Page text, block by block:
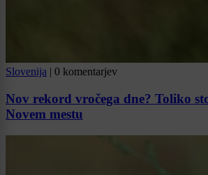
Slovenija | 0 komentarjev
Nov rekord vročega dne? Toliko
Novem mestu